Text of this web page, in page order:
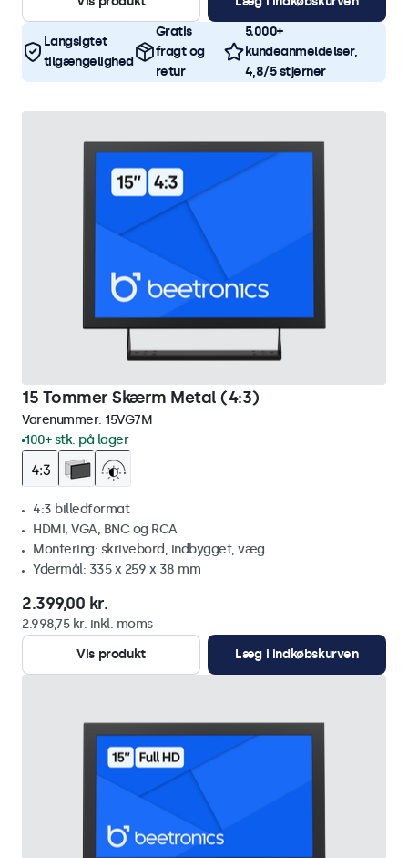
Langsigtet
tilgængelighed
Gratis
fragt og
retur
5.000+
kundeanmeldelser,
4,8/5 stjerner
15 Tommer Skærm Metal (4:3)
Varenummer: 15VG7M
100+ stk. på lager
4:3 billedformat
HDMI, VGA, BNC og RCA
Montering: skrivebord, indbygget, væg
Ydermål: 335 x 259 x 38 mm
2.399,00 kr.
2.998,75 kr. inkl. moms
Vis produkt
Læg i indkøbskurven